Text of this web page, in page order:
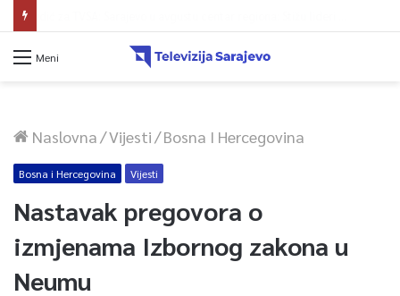
Meni
Naslovna/Vijesti/Bosna I Hercegovina
Bosna i Hercegovina Vijesti
Nastavak pregovora o
izmjenama Izbornog zakona u
Neumu